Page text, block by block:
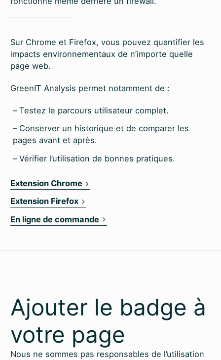
Sur Chrome et Firefox, vous pouvez quantifier les
impacts environnementaux de n’importe quelle
page web.
GreenIT Analysis permet notamment de :
Testez le parcours utilisateur complet.
Conserver un historique et de comparer les
pages avant et après.
Vérifier l’utilisation de bonnes pratiques.
Extension Chrome
Extension Firefox
En ligne de commande
Ajouter le badge à
votre page
Nous ne sommes pas responsables de l’utilisation